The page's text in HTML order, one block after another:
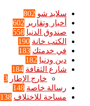
سلايد شو 802
أخبار وتقارير 602
صندوق الدنيا 558
الكتب خانة 190
في خدمتك 183
دين ودنيا 182
شارع الثقافة 184
خارج الإطار 3
رسالة خاصة 148
مساحة للاختلاف 138